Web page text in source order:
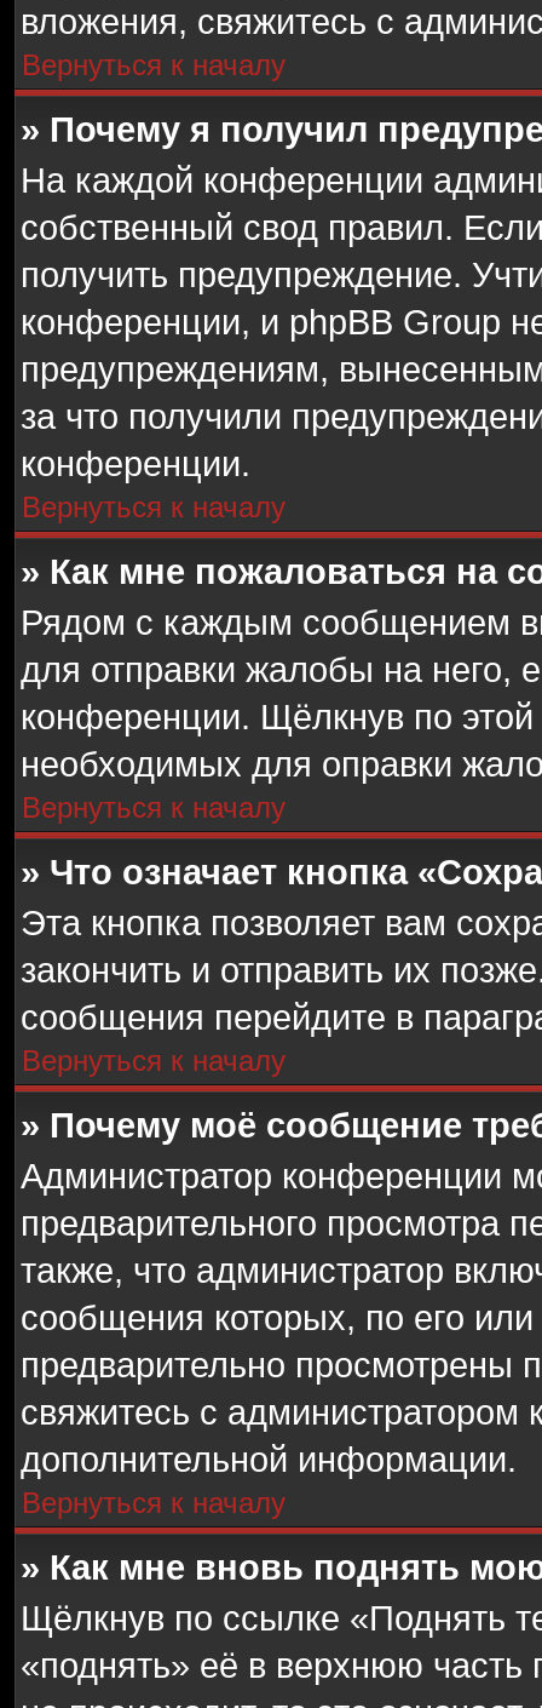
вложения, свяжитесь с
Вернуться к началу
» Почему я получил
На каждой конференции
собственный свод правил.
получить предупреждение.
конференции, и phpBB Group
предупреждениям,
за что получили
конференции.
Вернуться к началу
» Как мне пожаловаться на
Рядом с каждым сообщением
для отправки жалобы на него,
конференции. Щёлкнув по
необходимых для оправки
Вернуться к началу
» Что означает кнопка
Эта кнопка позволяет вам
закончить и отправить их
сообщения перейдите в
Вернуться к началу
» Почему моё сообщение
Администратор конференции
предварительного просмотра
также, что администратор
сообщения которых, по его
предварительно просмотрены
свяжитесь с
дополнительной информации.
Вернуться к началу
» Как мне вновь поднять
Щёлкнув по ссылке «Поднять
«поднять» её в верхнюю